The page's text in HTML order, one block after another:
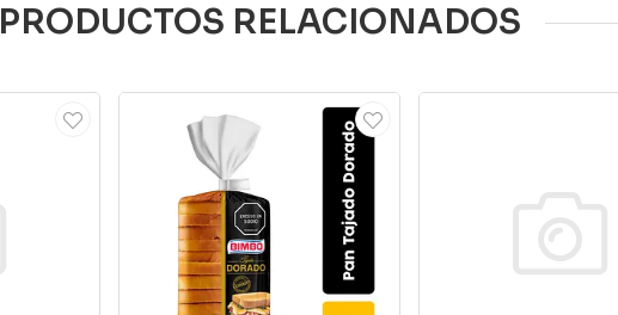
PRODUCTOS RELACIONADOS